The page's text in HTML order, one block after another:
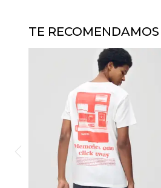
TE RECOMENDAMOS